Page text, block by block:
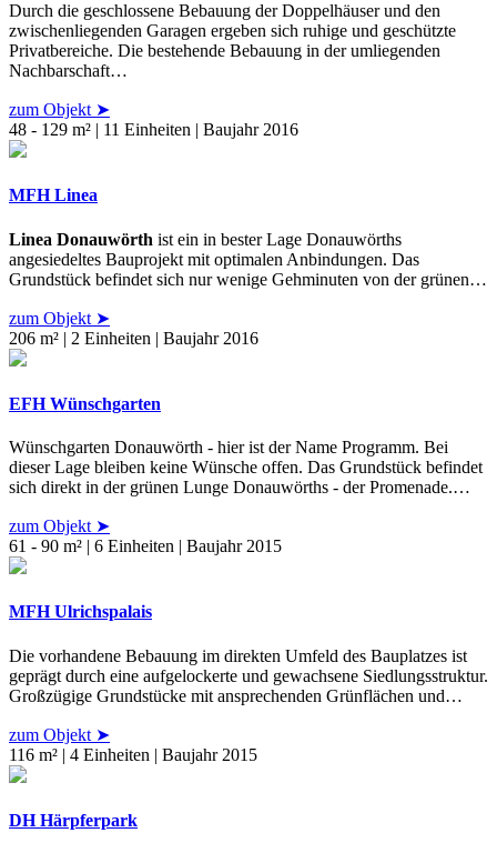
Durch die geschlossene Bebauung der Doppelhäuser und den
zwischenliegenden Garagen ergeben sich ruhige und geschützte
Privatbereiche. Die bestehende Bebauung in der umliegenden
Nachbarschaft…
zum Objekt ➤
48 - 129 m² | 11 Einheiten | Baujahr 2016
MFH Linea
Linea Donauwörth ist ein in bester Lage Donauwörths
angesiedeltes Bauprojekt mit optimalen Anbindungen. Das
Grundstück befindet sich nur wenige Gehminuten von der grünen…
zum Objekt ➤
206 m² | 2 Einheiten | Baujahr 2016
EFH Wünschgarten
Wünschgarten Donauwörth - hier ist der Name Programm. Bei
dieser Lage bleiben keine Wünsche offen. Das Grundstück befindet
sich direkt in der grünen Lunge Donauwörths - der Promenade.…
zum Objekt ➤
61 - 90 m² | 6 Einheiten | Baujahr 2015
MFH Ulrichspalais
Die vorhandene Bebauung im direkten Umfeld des Bauplatzes ist
geprägt durch eine aufgelockerte und gewachsene Siedlungsstruktur.
Großzügige Grundstücke mit ansprechenden Grünflächen und…
zum Objekt ➤
116 m² | 4 Einheiten | Baujahr 2015
DH Härpferpark